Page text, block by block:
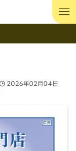
2026年02月04日